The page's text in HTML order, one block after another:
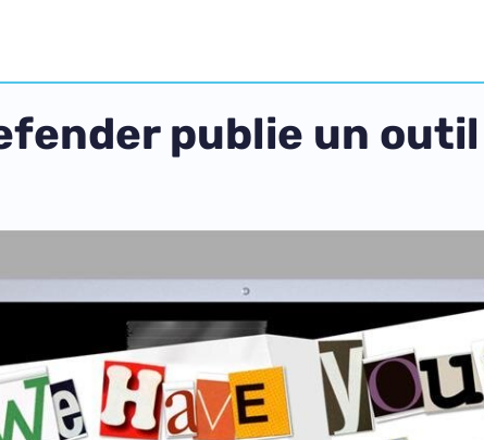
publie un